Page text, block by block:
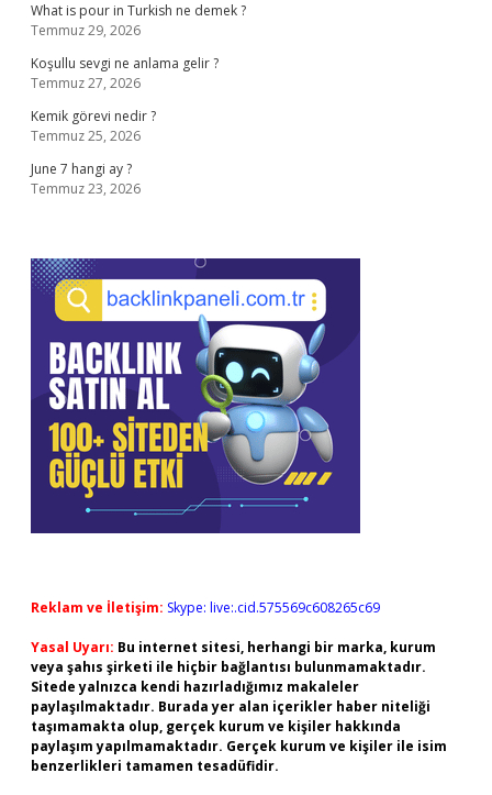
What is pour in Turkish ne demek ?
Temmuz 29, 2026
Koşullu sevgi ne anlama gelir ?
Temmuz 27, 2026
Kemik görevi nedir ?
Temmuz 25, 2026
June 7 hangi ay ?
Temmuz 23, 2026
Reklam ve İletişim: Skype: live:.cid.575569c608265c69
Yasal Uyarı: Bu internet sitesi, herhangi bir marka, kurum
veya şahıs şirketi ile hiçbir bağlantısı bulunmamaktadır.
Sitede yalnızca kendi hazırladığımız makaleler
paylaşılmaktadır. Burada yer alan içerikler haber niteliği
taşımamakta olup, gerçek kurum ve kişiler hakkında
paylaşım yapılmamaktadır. Gerçek kurum ve kişiler ile isim
benzerlikleri tamamen tesadüfidir.